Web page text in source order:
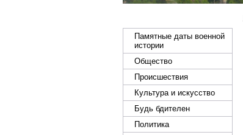
Памятные даты военной
истории
Общество
Происшествия
Культура и искусство
Будь бдителен
Политика